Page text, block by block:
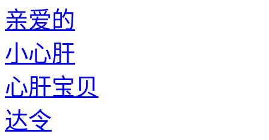
亲爱的
小心肝
心肝宝贝
达令